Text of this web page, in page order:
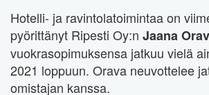
Hotelli- ja ravintolatoimintaa on
pyörittänyt Ripesti Oy:n Jaana
vuokrasopimuksensa jatkuu vielä
2021 loppuun. Orava neuvottelee
omistajan kanssa.